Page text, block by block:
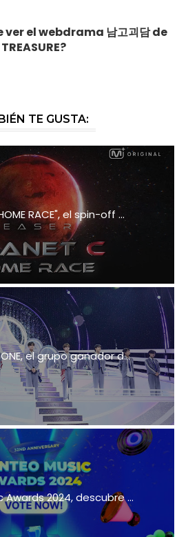
el webdrama 남고괴담 de
TREASURE?
TE GUSTA:
RACE", el spin-off ...
ONE, el grupo ganador d...
Awards 2024, descubre ...